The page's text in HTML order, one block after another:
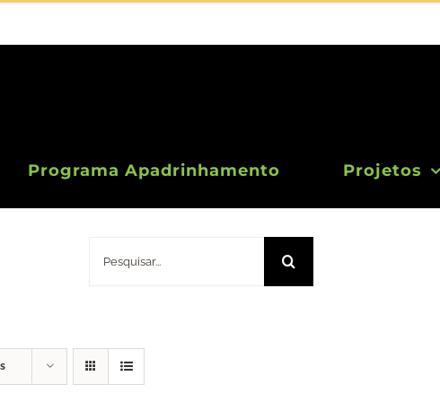
Programa Apadrinhamento Projetos